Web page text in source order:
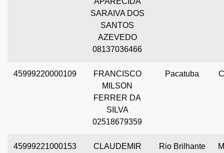
SARAIVA DOS
SANTOS
AZEVEDO
08137036466
45999220000109
FRANCISCO
MILSON
FERRER DA
SILVA
02518679359
Pacatuba
45999221000153
CLAUDEMIR
Rio Brilhante